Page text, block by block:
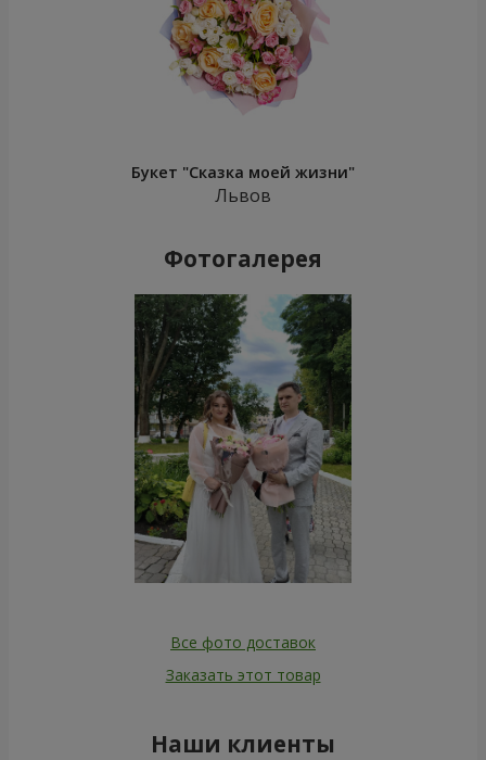
Букет "Сказка моей жизни"
Львов
Фотогалерея
Все фото доставок
Заказать этот товар
Наши клиенты